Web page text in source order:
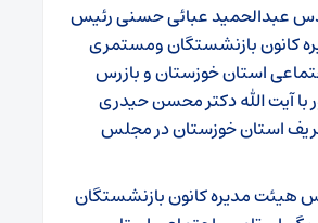
عبدالحمید عبائی حسنی رئیس
کانون بازنشستگان ومستمری
استان خوزستان و بازرس
با آیت الله دکتر محسن حیدری
استان خوزستان در مجلس
هیئت مدیره کانون بازنشستگان